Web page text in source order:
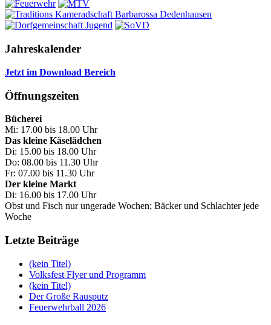
Jahreskalender
Jetzt im Download Bereich
Öffnungszeiten
Bücherei
Mi: 17.00 bis 18.00 Uhr
Das kleine Käselädchen
Di: 15.00 bis 18.00 Uhr
Do: 08.00 bis 11.30 Uhr
Fr: 07.00 bis 11.30 Uhr
Der kleine Markt
Di: 16.00 bis 17.00 Uhr
Obst und Fisch nur ungerade Wochen; Bäcker und Schlachter jede
Woche
Letzte Beiträge
(kein Titel)
Volksfest Flyer und Programm
(kein Titel)
Der Große Rausputz
Feuerwehrball 2026